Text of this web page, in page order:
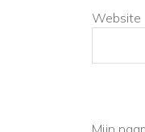
Website